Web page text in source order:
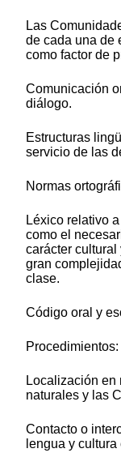
Las
de cada una de
como factor de
Comunicación
diálogo.
Estructuras
servicio de las
Normas
Léxico relativo
como el
carácter
gran
clase.
Código oral y
Procedimientos:
Localización en
naturales y las
Contacto o
lengua y